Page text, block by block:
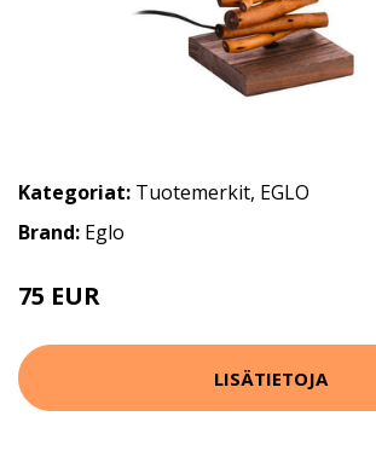
Kategoriat: Tuotemerkit, EGLO
Brand: Eglo
75 EUR
LISÄTIETOJA